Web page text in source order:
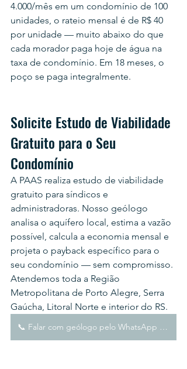
4.000/mês em um condomínio de 100
unidades, o rateio mensal é de R$ 40
por unidade — muito abaixo do que
cada morador paga hoje de água na
taxa de condomínio. Em 18 meses, o
poço se paga integralmente.
Solicite Estudo de Viabilidade
Gratuito para o Seu
Condomínio
A PAAS realiza estudo de viabilidade
gratuito para síndicos e
administradoras. Nosso geólogo
analisa o aquífero local, estima a vazão
possível, calcula a economia mensal e
projeta o payback específico para o
seu condomínio — sem compromisso.
Atendemos toda a Região
Metropolitana de Porto Alegre, Serra
Gaúcha, Litoral Norte e interior do RS.
📞 Falar com geólogo pelo WhatsApp (Vim pelo blog)